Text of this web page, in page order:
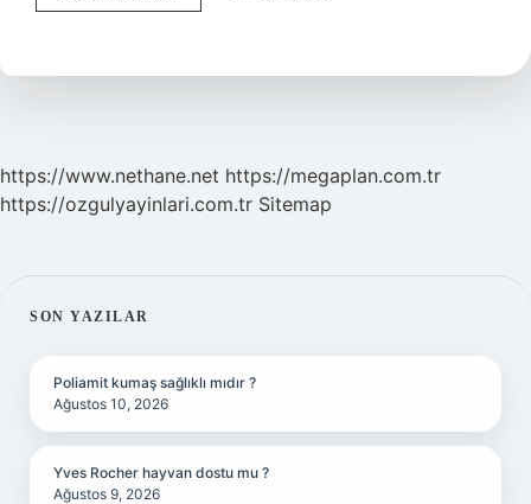
Ne
Oldu
https://www.nethane.net https://megaplan.com.tr
https://ozgulyayinlari.com.tr Sitemap
SIDEBAR
SON YAZILAR
Poliamit kumaş sağlıklı mıdır ?
Ağustos 10, 2026
Yves Rocher hayvan dostu mu ?
Ağustos 9, 2026